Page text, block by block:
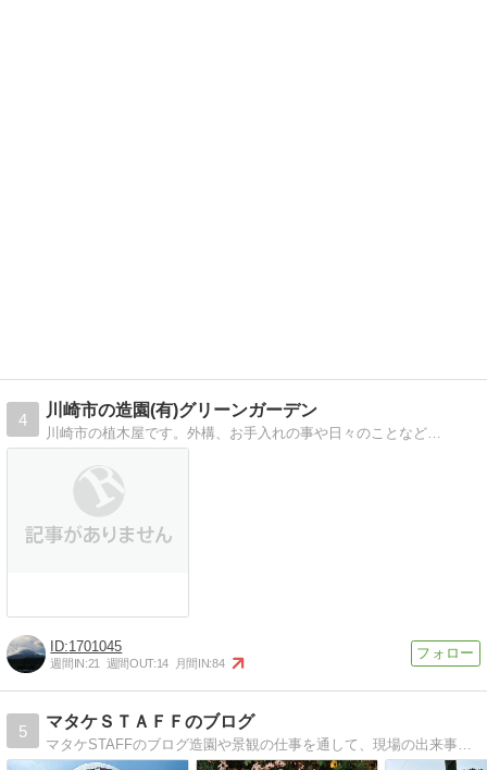
4
川崎市の造園(有)グリーンガーデン
川崎市の植木屋です。外構、お手入れの事や日々のことなど…
1701045
週間IN:21 週間OUT:14 月間IN:84
5
マタケＳＴＡＦＦのブログ